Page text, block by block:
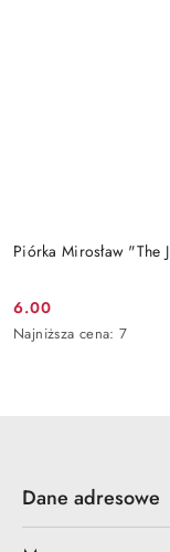
Piórka Mirosław
Cena
promocyjna:
6.00
Najniższa
Najniższa cena: 7
Dane adresowe